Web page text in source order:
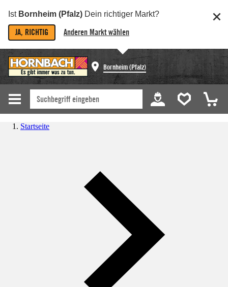
Ist Bornheim (Pfalz) Dein richtiger Markt?
JA, RICHTIG Anderen Markt wählen
Bornheim (Pfalz)
Startseite